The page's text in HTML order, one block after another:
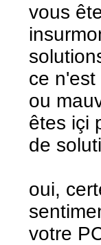
vous
ce
ou
êtes içi
de
oui,
votre